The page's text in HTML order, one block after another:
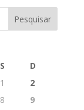
S
D
1
2
8
9